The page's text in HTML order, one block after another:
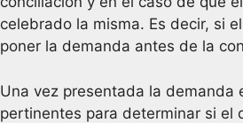
celebrado la misma. Es decir, si
poner la demanda antes de la
Una vez presentada la demanda
pertinentes para determinar si el